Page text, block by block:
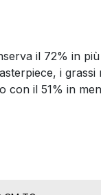
il 72% in
i
con il 51% in